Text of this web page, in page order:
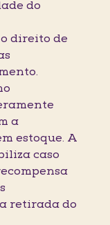
do
o direito de
a
estoque. A
caso
retirada do